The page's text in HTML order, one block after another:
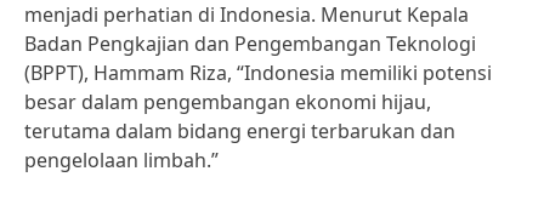
menjadi perhatian di Indonesia. Menurut Kepala
Badan Pengkajian dan Pengembangan Teknologi
(BPPT), Hammam Riza, “Indonesia memiliki potensi
besar dalam pengembangan ekonomi hijau,
terutama dalam bidang energi terbarukan dan
pengelolaan limbah.”